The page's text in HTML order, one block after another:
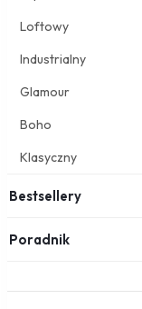
Loftowy
Industrialny
Glamour
Boho
Klasyczny
Bestsellery
Poradnik